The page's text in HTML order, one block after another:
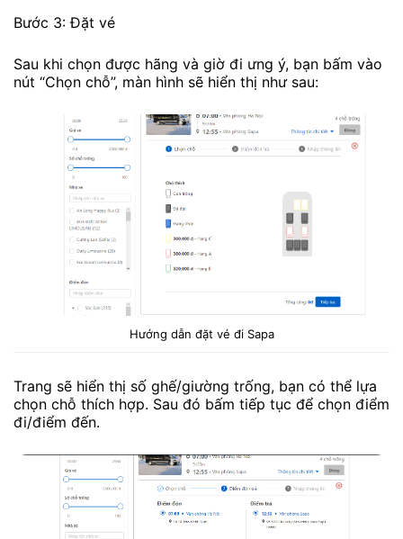
Bước 3: Đặt vé
Sau khi chọn được hãng và giờ đi ưng ý, bạn bấm vào
nút “Chọn chỗ”, màn hình sẽ hiển thị như sau:
Hướng dẫn đặt vé đi Sapa
Trang sẽ hiển thị số ghế/giường trống, bạn có thể lựa
chọn chỗ thích hợp. Sau đó bấm tiếp tục để chọn điểm
đi/điểm đến.